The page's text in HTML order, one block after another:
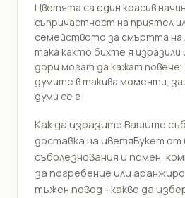
Цветята са един красив
съпричастност на приятел
семейството за смъртта на
така както бихте я
дори могат да кажат
думите в такива моменти,
думи се г
Как да изразите Вашите
доставка на цветяБукет от
съболезнования и помен,
за погребение или
тъжен повод - какво да